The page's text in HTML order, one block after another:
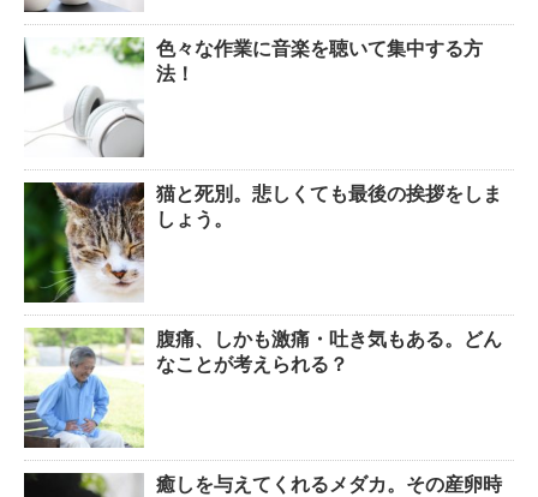
色々な作業に音楽を聴いて集中する方
法！
猫と死別。悲しくても最後の挨拶をしま
しょう。
腹痛、しかも激痛・吐き気もある。どん
なことが考えられる？
癒しを与えてくれるメダカ。その産卵時